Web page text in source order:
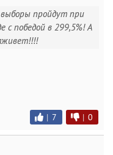
выборы пройдут при
с победой в 299,5%! А
| 7 | 0